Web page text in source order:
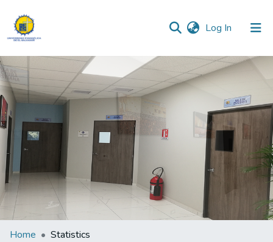
Log In (current)
Communities & Collections
All of DSpace
Home Statistics